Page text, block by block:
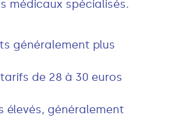
médicaux spécialisés.
généralement plus
de 28 à 30 euros
élevés, généralement